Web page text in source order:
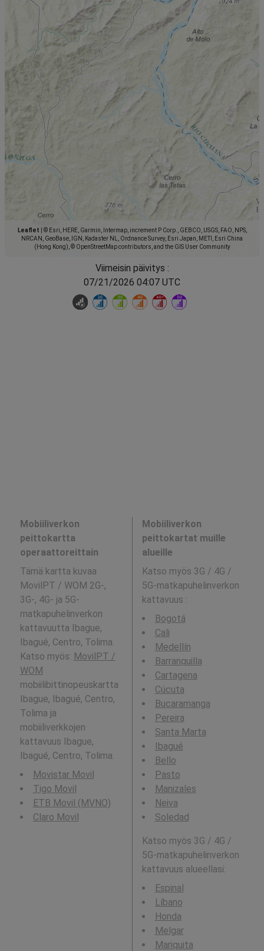
Leaflet
© Esri, HERE, Garmin, Intermap, increment P Corp., GEBCO, USGS, FAO, NPS,
NRCAN, GeoBase, IGN, Kadaster NL, Ordnance Survey, Esri Japan, METI, Esri China
(Hong Kong), © OpenStreetMap contributors, and the GIS User Community
Viimeisin päivitys :
07/21/2026 04:07 UTC
Mobiiliverkon
peittokartta
operaattoreittain
Tämä kartta kuvaa
MovilPT / WOM 2G-,
3G-, 4G- ja 5G-
matkapuhelinverkon
kattavuutta Ibague,
Ibagué, Centro, Tolima.
Katso myös: MovilPT /
WOM
mobiilibittinopeuskartta
Ibague, Ibagué, Centro,
Tolima ja
mobiiliverkkojen
kattavuus Ibague,
Ibagué, Centro, Tolima.
Movistar Movil
Tigo Movil
ETB Movil (MVNO)
Claro Movil
Mobiiliverkon
peittokartat muille
alueille
Katso myös 3G / 4G /
5G-matkapuhelinverkon
kattavuus :
Bogotá
Cali
Medellín
Barranquilla
Cartagena
Cúcuta
Bucaramanga
Pereira
Santa Marta
Ibagué
Bello
Pasto
Manizales
Neiva
Soledad
Katso myös 3G / 4G /
5G-matkapuhelinverkon
kattavuus alueellasi:
Espinal
Líbano
Honda
Melgar
Mariquita